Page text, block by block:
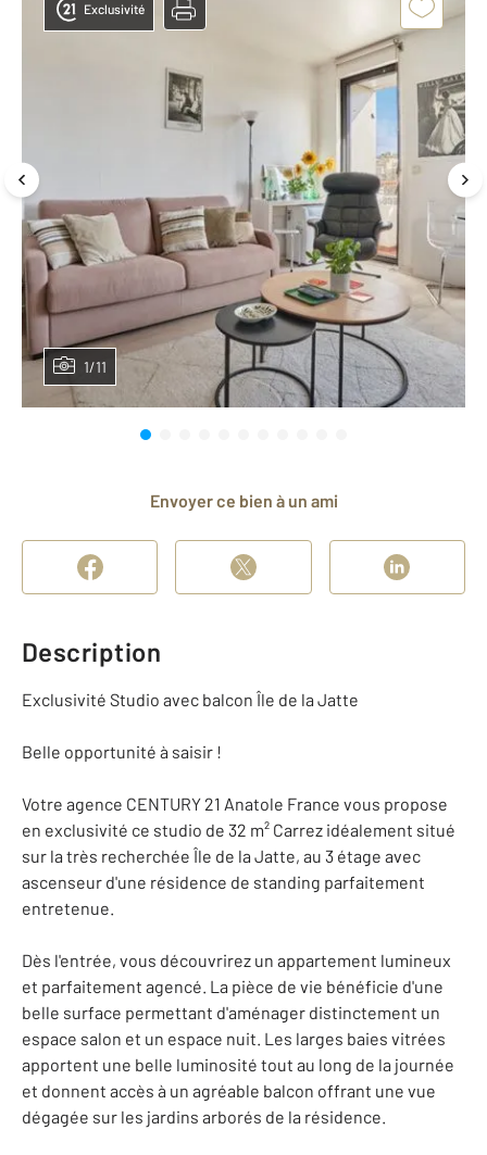
1/11
Exclusivité
Envoyer ce bien à un ami
Description
Exclusivité Studio avec balcon Île de la Jatte
Belle opportunité à saisir !
Votre agence CENTURY 21 Anatole France vous propose
en exclusivité ce studio de 32 m² Carrez idéalement situé
sur la très recherchée Île de la Jatte, au 3 étage avec
ascenseur d'une résidence de standing parfaitement
entretenue.
Dès l'entrée, vous découvrirez un appartement lumineux
et parfaitement agencé. La pièce de vie bénéficie d'une
belle surface permettant d'aménager distinctement un
espace salon et un espace nuit. Les larges baies vitrées
apportent une belle luminosité tout au long de la journée
et donnent accès à un agréable balcon offrant une vue
dégagée sur les jardins arborés de la résidence.